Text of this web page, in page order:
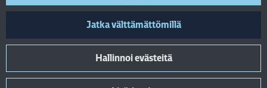
Jatka välttämättömillä
Hallinnoi evästeitä